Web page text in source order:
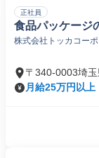
正社員
食品パッケージ
株式会社トッカコー
〒340-0003埼
月給25万円以上